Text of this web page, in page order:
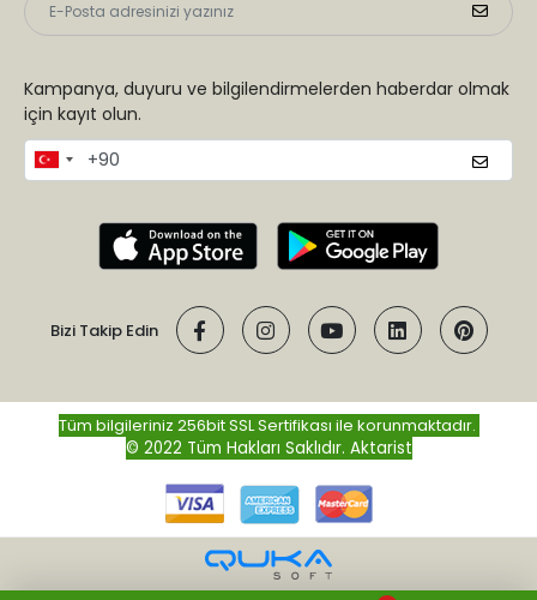
Kampanya, duyuru ve bilgilendirmelerden haberdar olmak
için kayıt olun.
Bizi Takip Edin
Tüm bilgileriniz 256bit SSL Sertifikası ile korunmaktadır.
© 2022 Tüm Hakları Saklıdır. Aktarist